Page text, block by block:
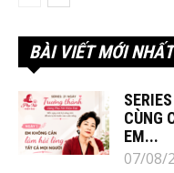
BÀI VIẾT MỚI NHẤT
CÙNG
EM...
07/08/